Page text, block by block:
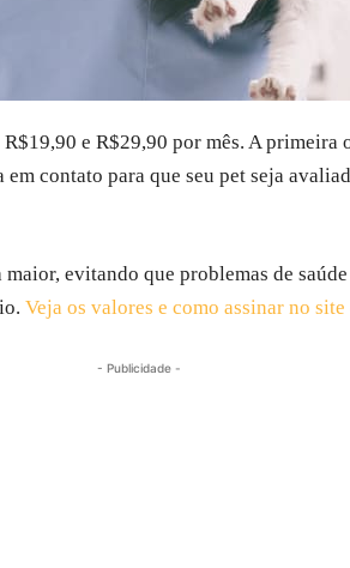
e R$29,90 por mês. A primeira
contato para que seu pet seja
evitando que problemas de
Veja os valores e como assinar no site
- Publicidade -